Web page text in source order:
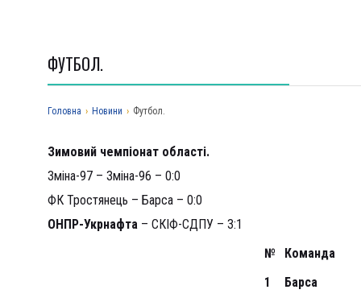
ФУТБОЛ.
Головна › Новини › Футбол.
Зимовий чемпіонат області.
Зміна-97 – Зміна-96 – 0:0
ФК Тростянець – Барса – 0:0
ОНПР-Укрнафта – СКІФ-СДПУ – 3:1
№
Команда
1
Барса